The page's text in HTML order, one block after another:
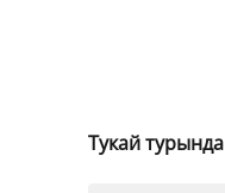
Тукай турында